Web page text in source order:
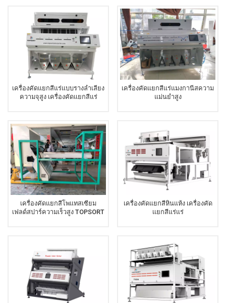
เครื่องคัดแยกสีแร่แบบรางลำเลียง
ความจุสูง เครื่องคัดแยกสีแร่
เครื่องคัดแยกสีแร่แมงกานีสความ
แม่นยำสูง
เครื่องคัดแยกสีโพแทสเซียม
เฟลด์สปาร์ความเร็วสูง TOPSORT
เครื่องคัดแยกสีหินแห้ง เครื่องคัด
เเยกสีแร่แร่